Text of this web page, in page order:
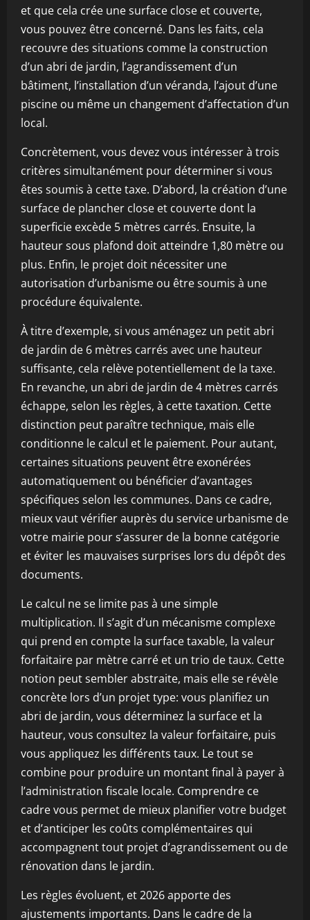
et que cela crée une surface close et couverte,
vous pouvez être concerné. Dans les faits, cela
recouvre des situations comme la construction
d’un abri de jardin, l’agrandissement d’un
bâtiment, l’installation d’un véranda, l’ajout d’une
piscine ou même un changement d’affectation d’un
local.
Concrètement, vous devez vous intéresser à trois
critères simultanément pour déterminer si vous
êtes soumis à cette taxe. D’abord, la création d’une
surface de plancher close et couverte dont la
superficie excède 5 mètres carrés. Ensuite, la
hauteur sous plafond doit atteindre 1,80 mètre ou
plus. Enfin, le projet doit nécessiter une
autorisation d’urbanisme ou être soumis à une
procédure équivalente.
À titre d’exemple, si vous aménagez un petit abri
de jardin de 6 mètres carrés avec une hauteur
suffisante, cela relève potentiellement de la taxe.
En revanche, un abri de jardin de 4 mètres carrés
échappe, selon les règles, à cette taxation. Cette
distinction peut paraître technique, mais elle
conditionne le calcul et le paiement. Pour autant,
certaines situations peuvent être exonérées
automatiquement ou bénéficier d’avantages
spécifiques selon les communes. Dans ce cadre,
mieux vaut vérifier auprès du service urbanisme de
votre mairie pour s’assurer de la bonne catégorie
et éviter les mauvaises surprises lors du dépôt des
documents.
Le calcul ne se limite pas à une simple
multiplication. Il s’agit d’un mécanisme complexe
qui prend en compte la surface taxable, la valeur
forfaitaire par mètre carré et un trio de taux. Cette
notion peut sembler abstraite, mais elle se révèle
concrète lors d’un projet type: vous planifiez un
abri de jardin, vous déterminez la surface et la
hauteur, vous consultez la valeur forfaitaire, puis
vous appliquez les différents taux. Le tout se
combine pour produire un montant final à payer à
l’administration fiscale locale. Comprendre ce
cadre vous permet de mieux planifier votre budget
et d’anticiper les coûts complémentaires qui
accompagnent tout projet d’agrandissement ou de
rénovation dans le jardin.
Les règles évoluent, et 2026 apporte des
ajustements importants. Dans le cadre de la